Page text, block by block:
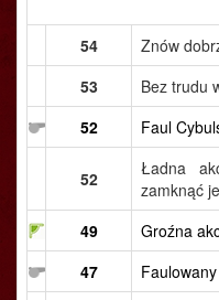
54
Znów
53
Bez trudu
52
Faul
52
Ładna
zamknąć
49
Groźna
47